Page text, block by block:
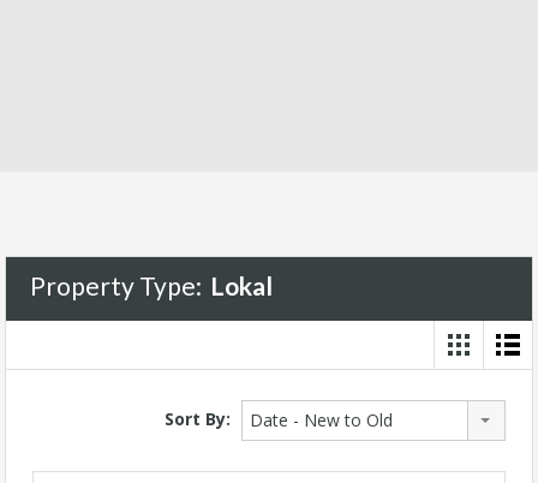
Property Type: Lokal
Sort By: Date - New to Old